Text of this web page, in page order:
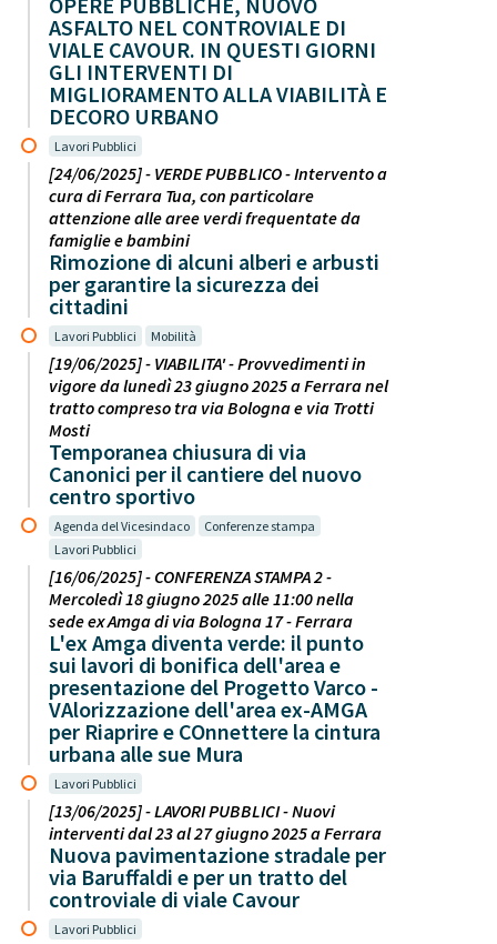
ASFALTO NEL CONTROVIALE DI
VIALE CAVOUR. IN QUESTI GIORNI
GLI INTERVENTI DI
MIGLIORAMENTO ALLA VIABILITÀ E
DECORO URBANO
Lavori Pubblici
[24/06/2025] - VERDE PUBBLICO - Intervento a
cura di Ferrara Tua, con particolare
attenzione alle aree verdi frequentate da
famiglie e bambini
Rimozione di alcuni alberi e arbusti
per garantire la sicurezza dei
cittadini
Lavori Pubblici Mobilità
[19/06/2025] - VIABILITA' - Provvedimenti in
vigore da lunedì 23 giugno 2025 a Ferrara nel
tratto compreso tra via Bologna e via Trotti
Mosti
Temporanea chiusura di via
Canonici per il cantiere del nuovo
centro sportivo
Agenda del Vicesindaco
Conferenze stampa
Lavori Pubblici
[16/06/2025] - CONFERENZA STAMPA 2 -
Mercoledì 18 giugno 2025 alle 11:00 nella
sede ex Amga di via Bologna 17 - Ferrara
L'ex Amga diventa verde: il punto
sui lavori di bonifica dell'area e
presentazione del Progetto Varco -
VAlorizzazione dell'area ex-AMGA
per Riaprire e COnnettere la cintura
urbana alle sue Mura
Lavori Pubblici
[13/06/2025] - LAVORI PUBBLICI - Nuovi
interventi dal 23 al 27 giugno 2025 a Ferrara
Nuova pavimentazione stradale per
via Baruffaldi e per un tratto del
controviale di viale Cavour
Lavori Pubblici